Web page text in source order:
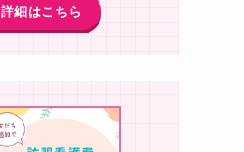
詳細はこちら